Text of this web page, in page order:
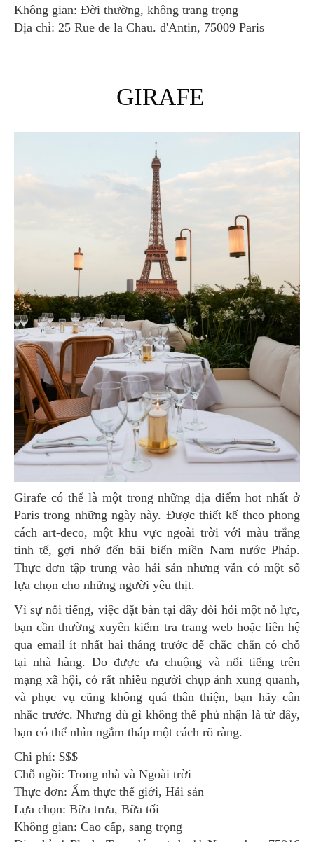
Không gian: Đời thường, không trang trọng
Địa chỉ: 25 Rue de la Chau. d'Antin, 75009 Paris
GIRAFE
Girafe có thể là một trong những địa điểm hot nhất ở
Paris trong những ngày này. Được thiết kế theo phong
cách art-deco, một khu vực ngoài trời với màu trắng
tinh tế, gợi nhớ đến bãi biển miền Nam nước Pháp.
Thực đơn tập trung vào hải sản nhưng vẫn có một số
lựa chọn cho những người yêu thịt.
Vì sự nổi tiếng, việc đặt bàn tại đây đòi hỏi một nỗ lực,
bạn cần thường xuyên kiểm tra trang web hoặc liên hệ
qua email ít nhất hai tháng trước để chắc chắn có chỗ
tại nhà hàng. Do được ưa chuộng và nổi tiếng trên
mạng xã hội, có rất nhiều người chụp ảnh xung quanh,
và phục vụ cũng không quá thân thiện, bạn hãy cân
nhắc trước. Nhưng dù gì không thể phủ nhận là từ đây,
bạn có thể nhìn ngắm tháp một cách rõ ràng.
Chi phí: $$$
Chỗ ngồi: Trong nhà và Ngoài trời
Thực đơn: Ẩm thực thế giới, Hải sản
Lựa chọn: Bữa trưa, Bữa tối
Không gian: Cao cấp, sang trọng